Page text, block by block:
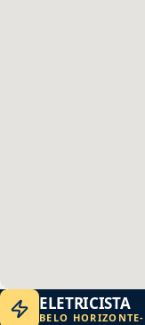
ELETRICISTA
BELO HORIZONTE-